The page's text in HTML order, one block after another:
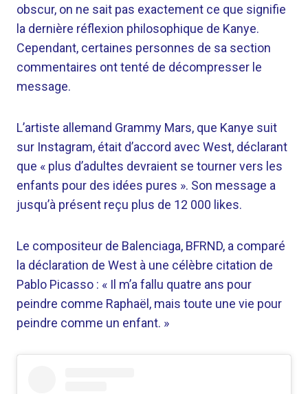
obscur, on ne sait pas exactement ce que signifie
la dernière réflexion philosophique de Kanye.
Cependant, certaines personnes de sa section
commentaires ont tenté de décompresser le
message.
L’artiste allemand Grammy Mars, que Kanye suit
sur Instagram, était d’accord avec West, déclarant
que « plus d’adultes devraient se tourner vers les
enfants pour des idées pures ». Son message a
jusqu’à présent reçu plus de 12 000 likes.
Le compositeur de Balenciaga, BFRND, a comparé
la déclaration de West à une célèbre citation de
Pablo Picasso : « Il m’a fallu quatre ans pour
peindre comme Raphaël, mais toute une vie pour
peindre comme un enfant. »